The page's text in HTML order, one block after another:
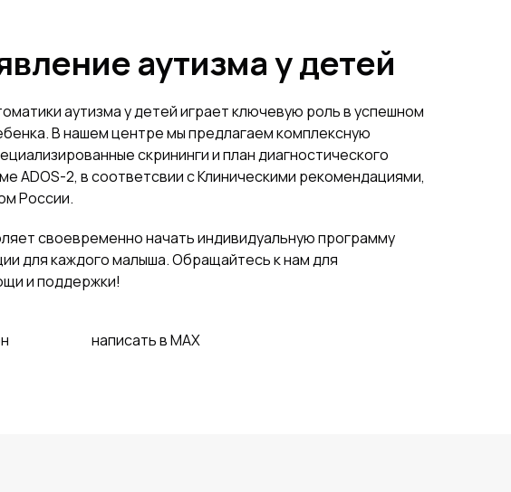
написать в MAX
аутизма у детей
своевременно начать индивидуальную программу
для каждого малыша. Обращайтесь к нам для
и поддержки!
аутизма у детей играет ключевую роль в успешном
В нашем центре мы предлагаем комплексную
скрининги и план диагностического
ADOS-2, в соответсвии с Клиническими рекомендациями,
России.